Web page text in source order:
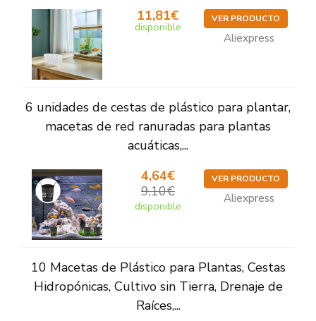
11,81€
disponible
VER PRODUCTO
Aliexpress
6 unidades de cestas de plástico para plantar,
macetas de red ranuradas para plantas
acuáticas,...
4,64€
9,10€
disponible
VER PRODUCTO
Aliexpress
10 Macetas de Plástico para Plantas, Cestas
Hidropónicas, Cultivo sin Tierra, Drenaje de
Raíces,...